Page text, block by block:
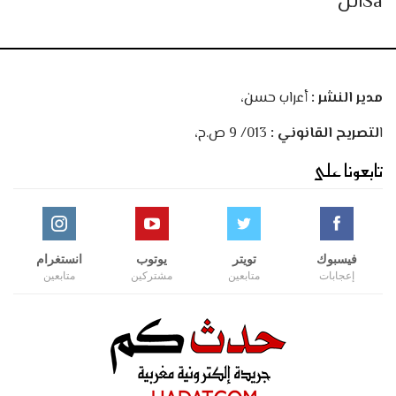
مدير النشر :أعراب حسن،
التصريح القانوني :
تابعونا على
فيسبوك
إعجابات
تويتر
متابعين
يوتوب
مشتركين
انستغرام
متابعين